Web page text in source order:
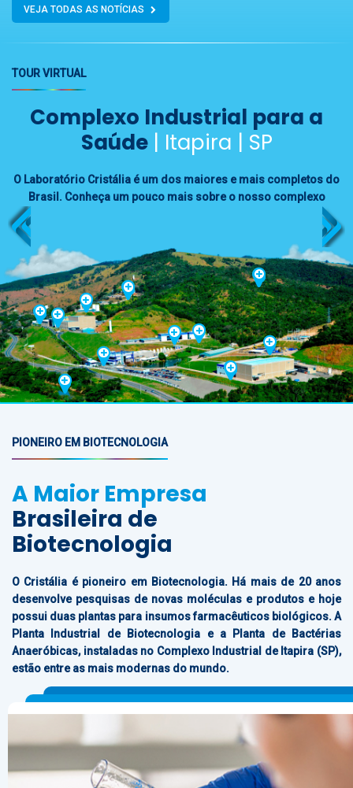
VEJA TODAS AS NOTÍCIAS
TOUR VIRTUAL
Complexo Industrial para a
Saúde | Itapira | SP
O Laboratório Cristália é um dos maiores e mais completos do
Brasil. Conheça um pouco mais sobre o nosso complexo
PIONEIRO EM BIOTECNOLOGIA
A Maior Empresa
Brasileira de
Biotecnologia
O Cristália é pioneiro em Biotecnologia. Há mais de 20 anos
desenvolve pesquisas de novas moléculas e produtos e hoje
possui duas plantas para insumos farmacêuticos biológicos. A
Planta Industrial de Biotecnologia e a Planta de Bactérias
Anaeróbicas, instaladas no Complexo Industrial de Itapira (SP),
estão entre as mais modernas do mundo.